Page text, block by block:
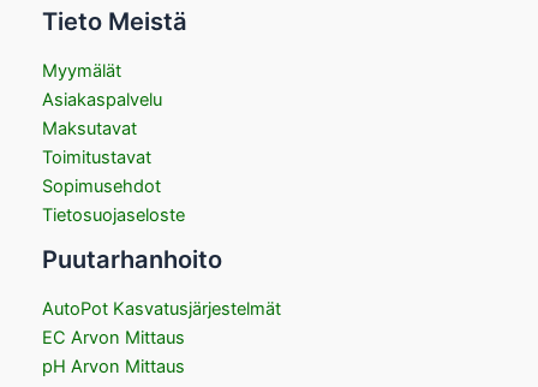
Tieto Meistä
Myymälät
Asiakaspalvelu
Maksutavat
Toimitustavat
Sopimusehdot
Tietosuojaseloste
Puutarhanhoito
AutoPot Kasvatusjärjestelmät
EC Arvon Mittaus
pH Arvon Mittaus